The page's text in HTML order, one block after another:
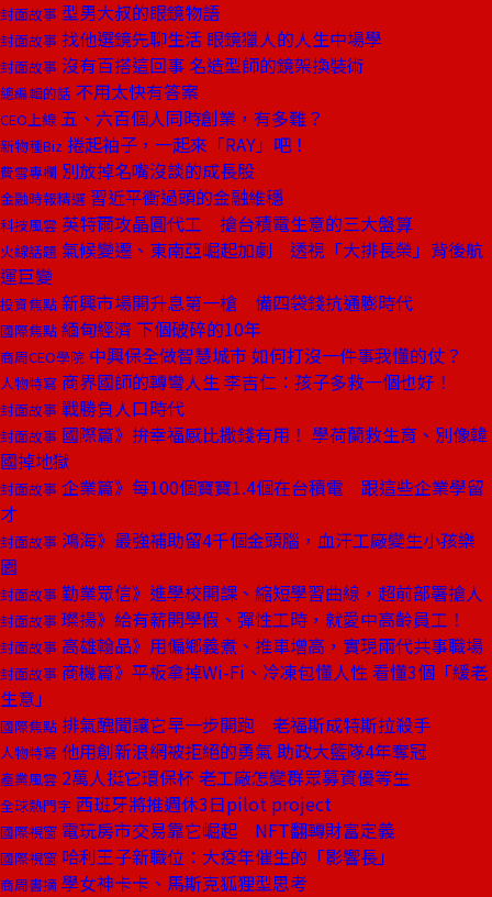
封面故事 型男大叔的眼鏡物語
封面故事 找他選鏡先聊生活 眼鏡獵人的人生中場學
封面故事 沒有百搭這回事 名造型師的鏡架換裝術
總編輯的話 不用太快有答案
CEO上線 五、六百個人同時創業，有多難？
新物種Biz 捲起袖子，一起來「RAY」吧！
費雪專欄 別放掉名嘴沒談的成長股
金融時報精選 習近平衝過頭的金融維穩
科技風雲 英特爾攻晶圓代工 搶台積電生意的三大盤算
火線話題 氣候變遷、東南亞崛起加劇 透視「大排長榮」背後航
運巨變
投資焦點 新興市場開升息第一槍 備四袋錢抗通膨時代
國際焦點 緬甸經濟 下個破碎的10年
商周CEO學院 中興保全做智慧城市 如何打沒一件事我懂的仗？
人物特寫 商界國師的轉彎人生 李吉仁：孩子多救一個也好！
封面故事 戰勝負人口時代
封面故事 國際篇》拚幸福感比撒錢有用！ 學荷蘭救生育、別像韓
國掉地獄
封面故事 企業篇》每100個寶寶1.4個在台積電 跟這些企業學留
才
封面故事 鴻海》最強補助留4千個金頭腦，血汗工廠變生小孩樂
園
封面故事 勤業眾信》進學校開課、縮短學習曲線，超前部署搶人
封面故事 璨揚》給有薪開學假、彈性工時，就愛中高齡員工！
封面故事 高雄翰品》用偏鄉義煮、推車增高，實現兩代共事職場
封面故事 商機篇》平板拿掉Wi-Fi、冷凍包懂人性 看懂3個「緩老
生意」
國際焦點 排氣醜聞讓它早一步開跑 老福斯成特斯拉殺手
人物特寫 他用創新浪網被拒絕的勇氣 助政大籃隊4年奪冠
產業風雲 2萬人挺它環保杯 老工廠怎變群眾募資優等生
全球熱門字 西班牙將推週休3日pilot project
國際視窗 電玩房市交易靠它崛起 NFT翻轉財富定義
國際視窗 哈利王子新職位：大疫年催生的「影響長」
商周書摘 學女神卡卡、馬斯克狐狸型思考